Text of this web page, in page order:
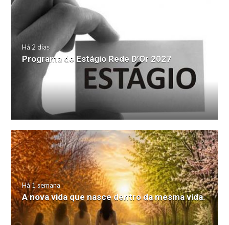
Há 2 dias
Programa de Estágio Rede D’Or 2027
Há 1 semana
A nova vida que nasce dentro da mesma vida.